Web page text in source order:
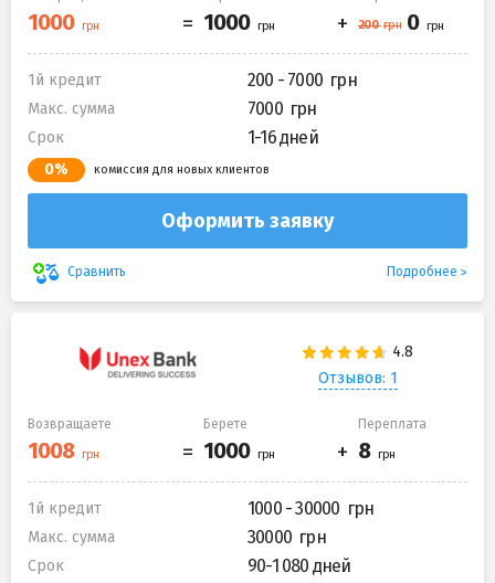
1й кредит 200 - 7000
Макс. сумма 7000
Срок 1-16 дней
0% комиссия для новых клиентов
Оформить заявку
Сравнить Подробнее
Отзывов: 1
Возвращаете Берете Переплата
1й кредит 1000 - 30000
Макс. сумма 30000
Срок 90-1 080 дней